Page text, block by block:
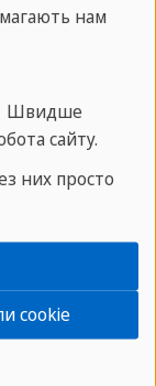
нам
сайту.
них просто
cookie